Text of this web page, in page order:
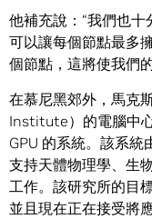
他補充說：“我們也十
可以讓每個節點最多
個節點，這將使我們
在慕尼黑郊外，馬克
Institute）的電腦中
GPU 的系統。該系
支持天體物理學、生
工作。該研究所的目
並且現在正在接受將